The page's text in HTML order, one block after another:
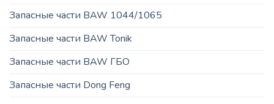
Запасные части BAW 1044/1065
Запасные части BAW Tonik
Запасные части BAW ГБО
Запасные части Dong Feng